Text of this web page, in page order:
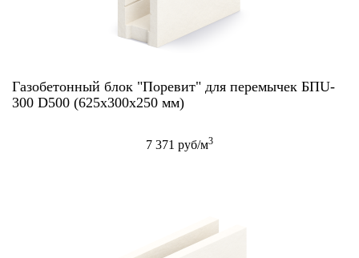
Газобетонный блок "Поревит" для перемычек БПU-
300 D500 (625х300х250 мм)
7 371 руб/м3